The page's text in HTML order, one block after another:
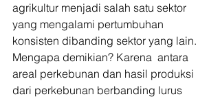
agrikultur menjadi salah satu sektor
yang mengalami pertumbuhan
konsisten dibanding sektor yang lain.
Mengapa demikian? Karena  antara
areal perkebunan dan hasil produksi
dari perkebunan berbanding lurus